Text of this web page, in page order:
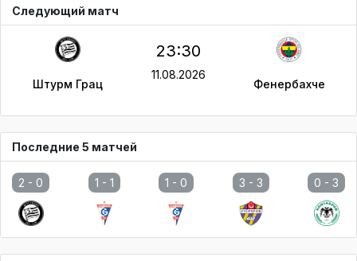
Следующий матч
Штурм Грац
23:30
11.08.2026
Фенербахче
Последние 5 матчей
2 - 0 1 - 1 1 - 0 3 - 3 0 - 3